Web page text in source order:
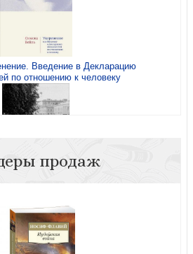
Введение в Декларацию
по отношению к человеку
Петербургская антология. 1950 —
200-е
продаж